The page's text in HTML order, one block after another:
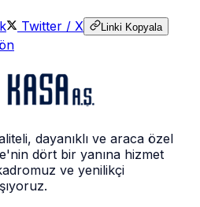
Twitter / X Linki Kopyala
dayanıklı ve araca özel
dört bir yanına hizmet
ve yenilikçi